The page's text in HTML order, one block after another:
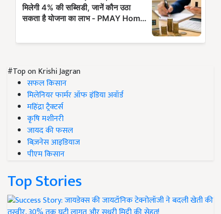
#Top on Krishi Jagran
सफल किसान
मिलेनियर फार्मर ऑफ इंडिया अवॉर्ड
महिंद्रा ट्रैक्टर्स
कृषि मशीनरी
जायद की फसल
बिज़नेस आइडियाज
पीएम किसान
Top Stories